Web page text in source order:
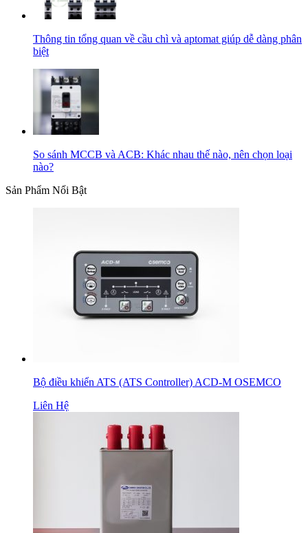
Thông tin tổng quan về cầu chì và aptomat giúp dễ dàng phân
biệt
So sánh MCCB và ACB: Khác nhau thế nào, nên chọn loại
nào?
Sản Phẩm Nổi Bật
Bộ điều khiển ATS (ATS Controller) ACD-M OSEMCO
Liên Hệ